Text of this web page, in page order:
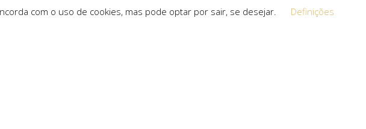
com o uso de cookies, mas pode optar por sair, se desejar. Definições